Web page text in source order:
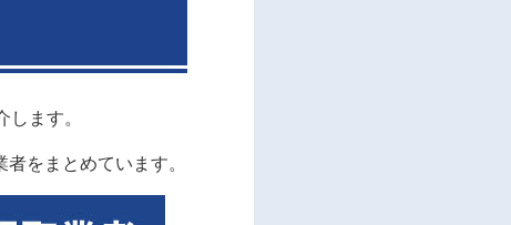
ます。
をまとめています。